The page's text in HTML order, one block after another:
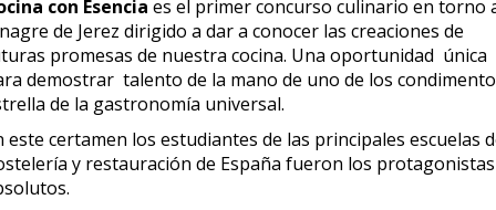
con Esencia es el primer concurso culinario en torno
de Jerez dirigido a dar a conocer las creaciones de
promesas de nuestra cocina. Una oportunidad única
demostrar talento de la mano de uno de los
de la gastronomía universal.
este certamen los estudiantes de las principales escuelas
y restauración de España fueron los protagonistas